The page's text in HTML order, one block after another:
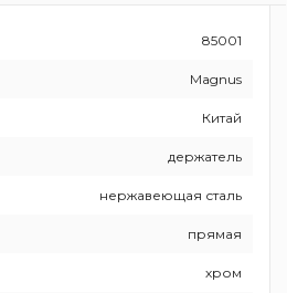
и комплектующие. Все изделия
надлежащего качества.
85001
Magnus
Китай
держатель
нержавеющая сталь
прямая
хром